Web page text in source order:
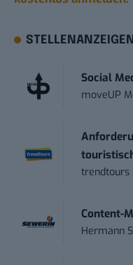
STELLENANZEIGEN
Social
moveUP
trendtours
Content-
Hermann